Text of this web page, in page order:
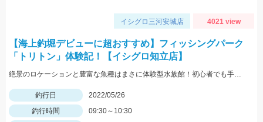
イシグロ三河安城店 4021 view
【海上釣堀デビューに超おすすめ】フィッシングパーク
「トリトン」体験記！【イシグロ知立店】
絶景のロケーションと豊富な魚種はまさに体験型水族館！初心者でも手軽に釣れますよ！
釣行日
2022/05/26
釣行時間
09:30～10:30